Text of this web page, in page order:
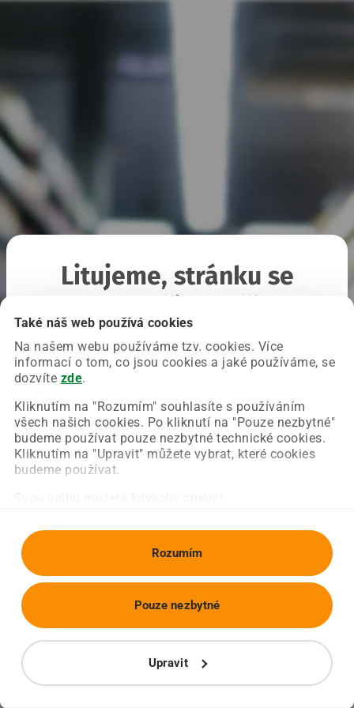
Také náš web používá cookies
Na našem webu používáme tzv. cookies. Více
informací o tom, co jsou cookies a jaké používáme, se
dozvíte zde.
Kliknutím na "Rozumím" souhlasíte s používáním
všech našich cookies. Po kliknutí na "Pouze nezbytné"
budeme používat pouze nezbytné technické cookies.
Kliknutím na "Upravit" můžete vybrat, které cookies
budeme používat.
Rozumím
Upravit
Pouze nezbytné
Litujeme, stránku se
Chyba nastala na naší straně a už ji opravujeme.
Zkuste prosím znovu načíst požadovanou stránku.
Obnovit stránku Úvodní strana